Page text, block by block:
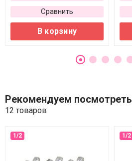
Сравнить
В корзину
Рекомендуем посмотреть
12 товаров